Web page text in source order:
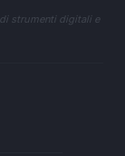
strumenti digitali e